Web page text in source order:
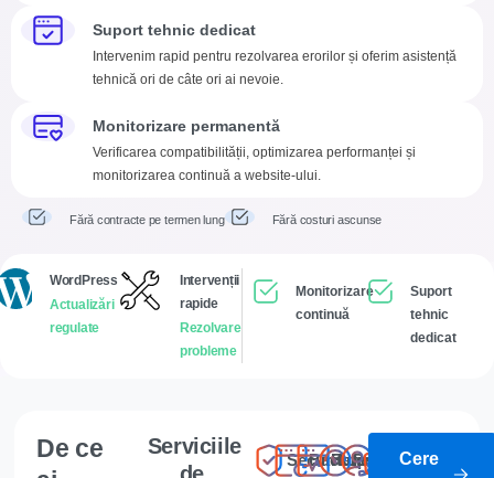
Suport tehnic dedicat
Intervenim rapid pentru rezolvarea erorilor și oferim asistență
tehnică ori de câte ori ai nevoie.
Monitorizare permanentă
Verificarea compatibilității, optimizarea performanței și
monitorizarea continuă a website-ului.
Fără contracte pe termen lung Fără costuri ascunse
WordPress
Actualizări
regulate
Intervenții
rapide
Rezolvare
probleme
Monitorizare
continuă
Suport
tehnic
dedicat
De ce
Serviciile
Securitate
Backup-
Funcționare
Performanță
Suport
Cere